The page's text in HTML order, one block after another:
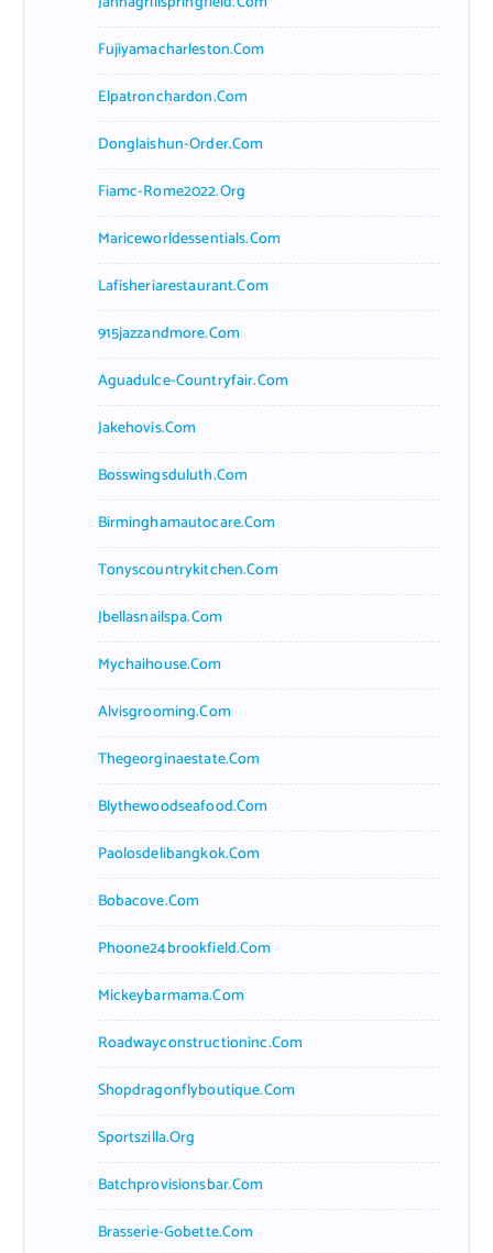
Fujiyamacharleston.com
Elpatronchardon.com
Donglaishun-Order.com
Fiamc-Rome2022.org
Mariceworldessentials.com
Lafisheriarestaurant.com
915jazzandmore.com
Aguadulce-Countryfair.com
Jakehovis.com
Bosswingsduluth.com
Birminghamautocare.com
Tonyscountrykitchen.com
Jbellasnailspa.com
Mychaihouse.com
Alvisgrooming.com
Thegeorginaestate.com
Blythewoodseafood.com
Paolosdelibangkok.com
Bobacove.com
Phoone24brookfield.com
Mickeybarmama.com
Roadwayconstructioninc.com
Shopdragonflyboutique.com
Sportszilla.org
Batchprovisionsbar.com
Brasserie-Gobette.com